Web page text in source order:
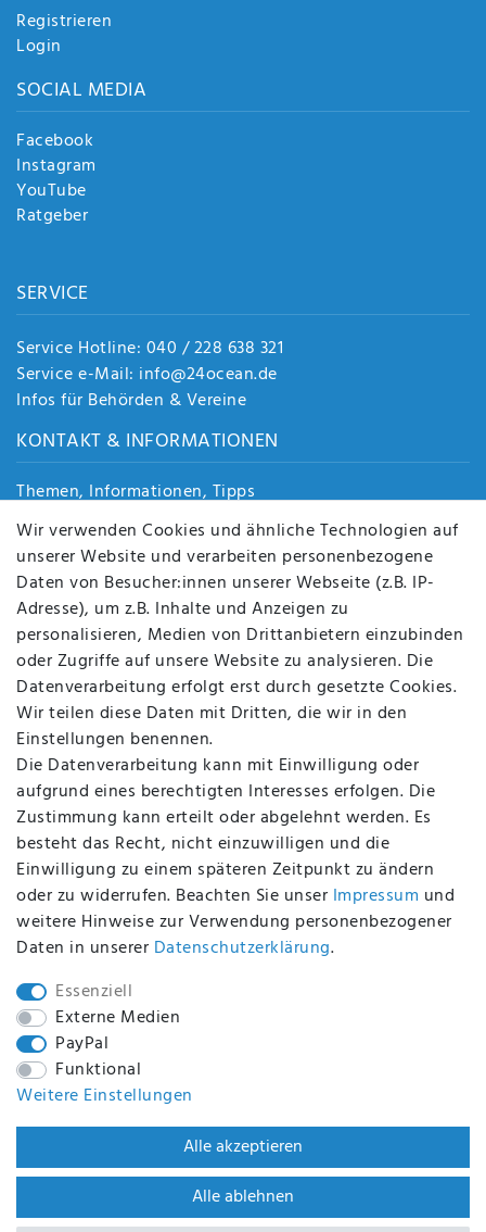
Registrieren
Login
SOCIAL MEDIA
Facebook
Instagram
YouTube
Ratgeber
SERVICE
Service Hotline: 040 / 228 638 321
Service e-Mail: info@24ocean.de
Infos für Behörden & Vereine
KONTAKT & INFORMATIONEN
Themen, Informationen, Tipps
Jobs
Über uns
Kontakt
Datenschutz
AGB
FAQ
Batterieentsorgung
Altölverordnung
Impressum
BEQUEM UND SICHER BEZAHLEN MIT
BEI UNS SIND SIE SICHER!
WIR VERSENDEN MIT
WIR SIND ZERTIFIZIERT DURCH
Wir verwenden Cookies und ähnliche Technologien auf
unserer Website und verarbeiten personenbezogene
Daten von Besucher:innen unserer Webseite (z.B. IP-
Adresse), um z.B. Inhalte und Anzeigen zu
personalisieren, Medien von Drittanbietern einzubinden
oder Zugriffe auf unsere Website zu analysieren. Die
Datenverarbeitung erfolgt erst durch gesetzte Cookies.
Wir teilen diese Daten mit Dritten, die wir in den
Einstellungen benennen.
Die Datenverarbeitung kann mit Einwilligung oder
aufgrund eines berechtigten Interesses erfolgen. Die
Zustimmung kann erteilt oder abgelehnt werden. Es
besteht das Recht, nicht einzuwilligen und die
Einwilligung zu einem späteren Zeitpunkt zu ändern
oder zu widerrufen. Beachten Sie unser Impressum und
weitere Hinweise zur Verwendung personenbezogener
Daten in unserer Daten­schutz­erklärung.
Essenziell
Externe Medien
PayPal
Funktional
Weitere Einstellungen
Alle akzeptieren
Alle ablehnen